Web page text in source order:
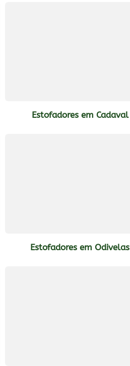
Estofadores em Cadaval
Estofadores em Odivelas